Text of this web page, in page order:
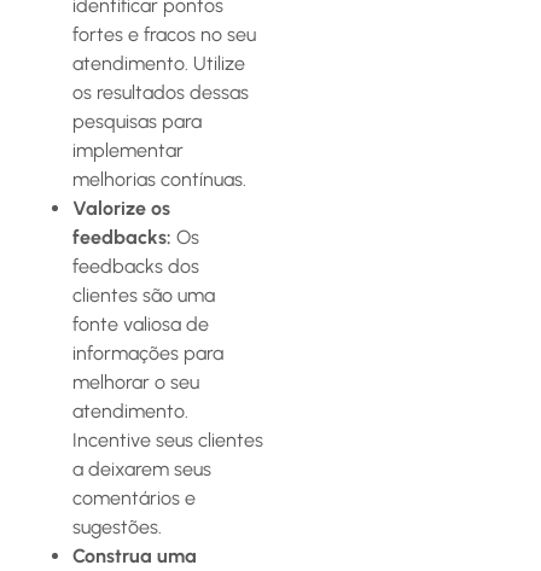
identificar pontos
fortes e fracos no seu
atendimento. Utilize
os resultados dessas
pesquisas para
implementar
melhorias contínuas.
Valorize os
feedbacks: Os
feedbacks dos
clientes são uma
fonte valiosa de
informações para
melhorar o seu
atendimento.
Incentive seus clientes
a deixarem seus
comentários e
sugestões.
Construa uma